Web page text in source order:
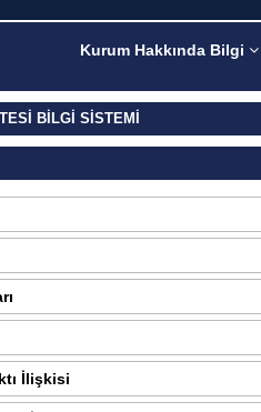
Kurum Hakkında Bilgi
BİLGİ SİSTEMİ
İlişkisi